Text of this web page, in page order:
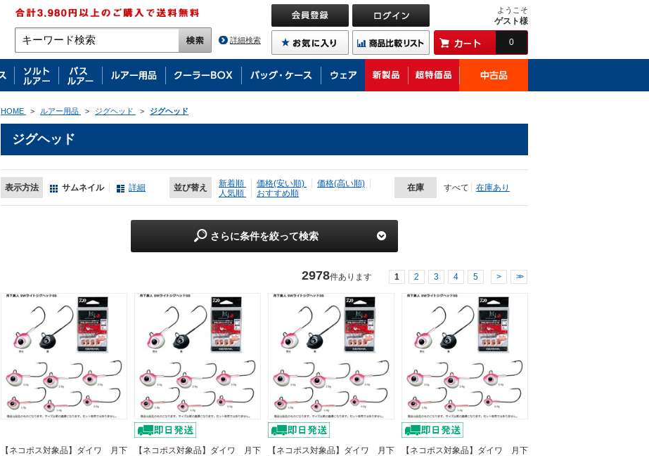
詳細検索
ようこそ
ゲスト様
0
HOME > ルアー用品 > ジグヘッド > ジグヘッド
ジグヘッド
表示方法 サムネイル 詳細 並び替え 新着順 価格(安い順)
価格(高い順)
人気順
おすすめ順
在庫 すべて 在庫あり
さらに条件を絞って検索
2978件あります 1 2 3 4 5 > >>
【ネコポス対象品】ダイワ 月下
【ネコポス対象品】ダイワ 月下
【ネコポス対象品】ダイワ 月下
【ネコポス対象品】ダイワ 月下